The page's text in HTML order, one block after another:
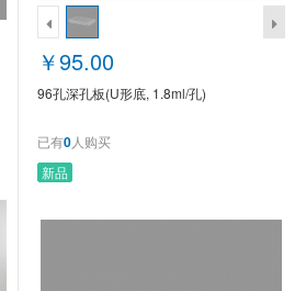
￥95.00
96孔深孔板(U形底, 1.8ml/孔)
已有0人购买
新品